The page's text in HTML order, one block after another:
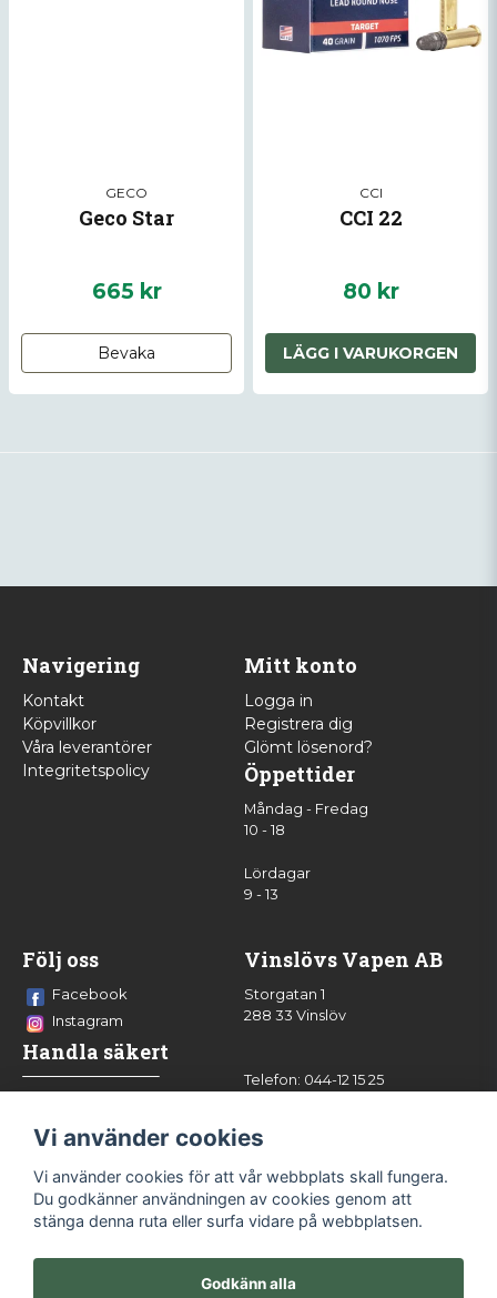
GECO
Geco Star
665 kr
Bevaka
CCI
CCI 22
80 kr
LÄGG I VARUKORGEN
Navigering
Kontakt
Köpvillkor
Våra leverantörer
Integritetspolicy
Mitt konto
Logga in
Registrera dig
Glömt lösenord?
Öppettider
Måndag - Fredag
10 - 18
Lördagar
9 - 13
Följ oss
Facebook
Instagram
Handla säkert
Vinslövs Vapen AB
Storgatan 1
288 33 Vinslöv
Telefon: 044-12 15 25
Vi använder cookies
Vi använder cookies för att vår webbplats skall fungera.
Du godkänner användningen av cookies genom att
stänga denna ruta eller surfa vidare på webbplatsen.
Godkänn alla